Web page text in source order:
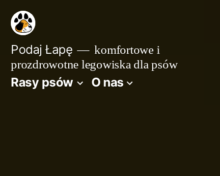
Przejdź
treściPodaj Łapę
komfortowe i
prozdrowotne legowiska dla psów
Rasy psów O nas